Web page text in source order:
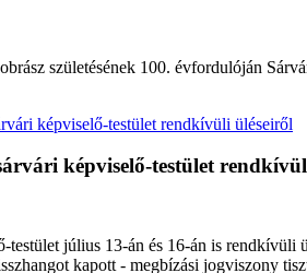
születésének 100. évfordulóján
képviselő-testület
testület július 13-án és 16-án is rendkívüli
kapott - megbízási jogviszony